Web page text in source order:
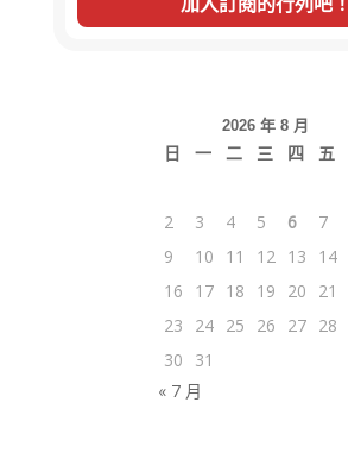
2026 年 8 月
日 一 二 三 四 五
2
3 4 5 6 7
9
10 11 12 13 14
16
17 18 19 20 21
23
24 25 26 27 28
30
31
« 7 月